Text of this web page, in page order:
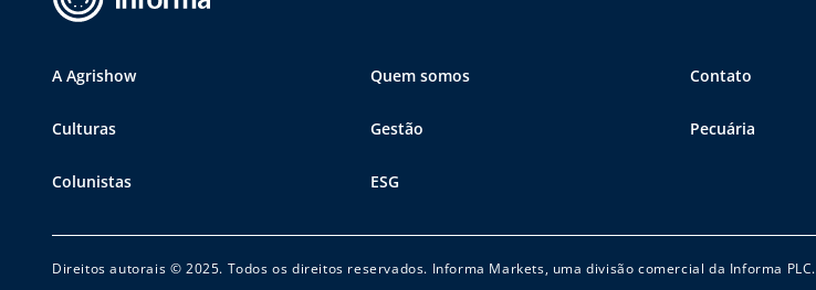
A Agrishow Quem somos Contato
Culturas Gestão Pecuária
Colunistas ESG
Direitos autorais © 2025. Todos os direitos reservados. Informa Markets, uma divisão comercial da Informa PLC.